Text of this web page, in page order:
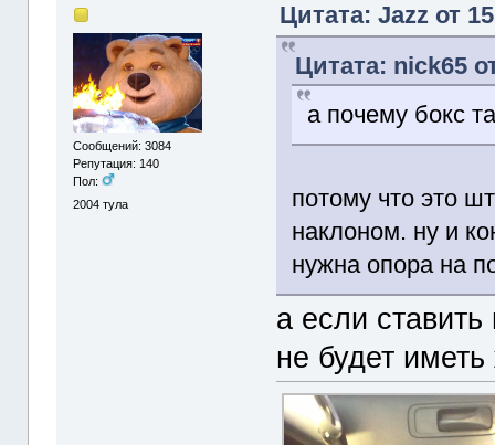
Сообщений: 3084
Репутация: 140
Пол:
2004 тула
Цитата: Jazz от
Цитата: nick65
а почему бокс
потому что это
наклоном. ну и
нужна опора на
а если ставить
не будет